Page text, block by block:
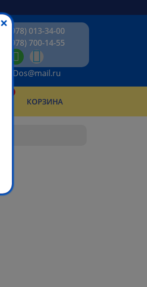
+7 (978) 013-34-00
+7 (978) 700-14-55
ikeaDos@mail.ru
КОРЗИНА
×